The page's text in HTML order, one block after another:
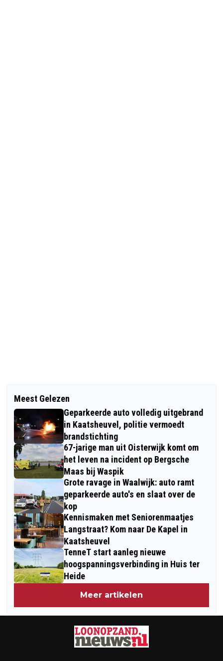
DRUKKE BEVRIJDINGSDAG VORMT
HOOGTEPUNT VAN
HERDENKINGSWEEK BIJ
OORLOGSMUSEUM ALTENA
GRATIS GENIETEN VAN
PUURPLEINPLEZIER TIJDENS
PLEINFESTIVAL KAATSHEUVEL OP
ZONDAG 31 MEI
Meest Gelezen
Geparkeerde auto volledig uitgebrand
in Kaatsheuvel, politie vermoedt
brandstichting
67-jarige man uit Oisterwijk komt om
het leven na incident op Bergsche
Maas bij Waspik
Grote ravage in Waalwijk: auto ramt
geparkeerde auto's en slaat over de
kop
Kennismaken met Seniorenmaatjes
Langstraat? Kom naar De Kapel in
Kaatsheuvel
TenneT start aanleg nieuwe
hoogspanningsverbinding in Huis ter
Heide
Meer artikelen